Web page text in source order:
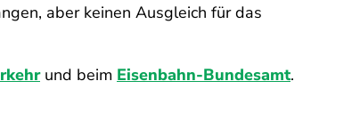
aber keinen Ausgleich für das
und beim Eisenbahn-Bundesamt.